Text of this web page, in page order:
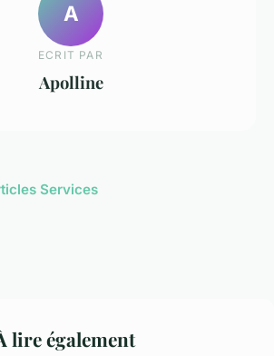
A
ECRIT PAR
Apolline
Services
lire également